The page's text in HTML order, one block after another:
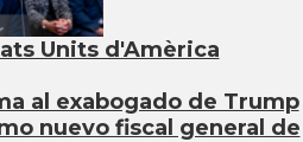
Units d'Amèrica
al exabogado de Trump
nuevo fiscal general de